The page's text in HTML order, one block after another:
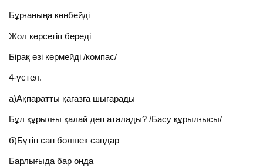
Бұрғаныңа көнбейді
Жол көрсетіп береді
Бірақ өзі көрмейді /компас/
4-үстел.
а)Ақпаратты қағазға шығарады
Бұл құрылғы қалай деп аталады? /Басу құрылғысы/
б)Бүтін сан бөлшек сандар
Барлығыда бар онда